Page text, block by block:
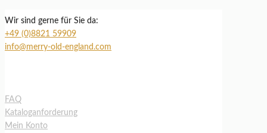
Wir sind gerne für Sie da:
+49 (0)8821 59909
info@merry-old-england.com
FAQ
Kataloganforderung
Mein Konto